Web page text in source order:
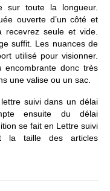
sur toute la longueur.
ouverte d’un côté et
recevrez seule et vide.
suffit. Les nuances de
utilisé pour visionner.
donc très
une valise ou un sac.
suivi dans un délai
ensuite du délai
se fait en Lettre suivi
la taille des articles